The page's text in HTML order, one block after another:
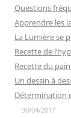
Questions
Apprendre les
La Lumière se
Recette de
Recette du pain
Un dessin à
Détermination
30/04/2017